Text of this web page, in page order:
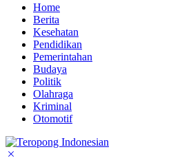
Home
Berita
Kesehatan
Pendidikan
Pemerintahan
Budaya
Politik
Olahraga
Kriminal
Otomotif